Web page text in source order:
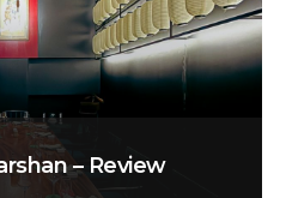
– Review